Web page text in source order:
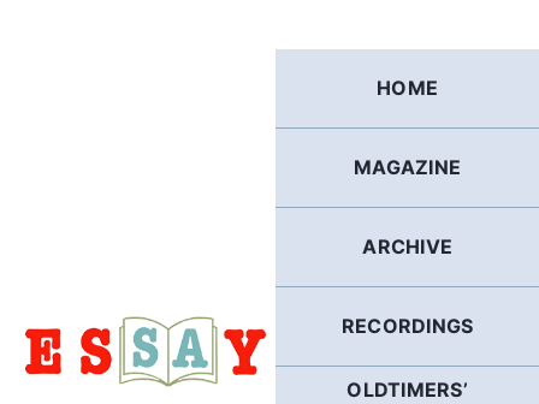
HOME
MAGAZINE
ARCHIVE
RECORDINGS
OLDTIMERS’